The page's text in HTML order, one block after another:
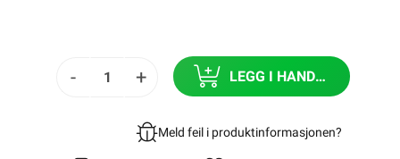
- + LEGG I HANDLEKURV
Meld feil i produktinformasjonen?